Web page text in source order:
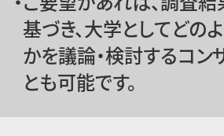
基づき、大学としてどの
かを議論・検討するコン
とも可能です。